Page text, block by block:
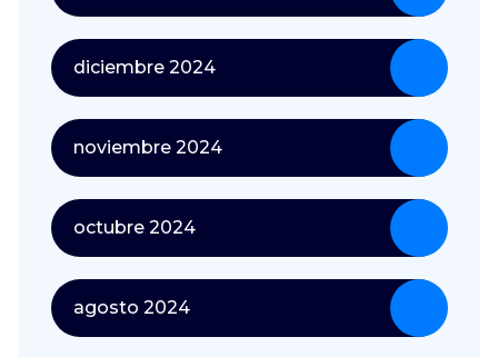
diciembre 2024
noviembre 2024
octubre 2024
agosto 2024